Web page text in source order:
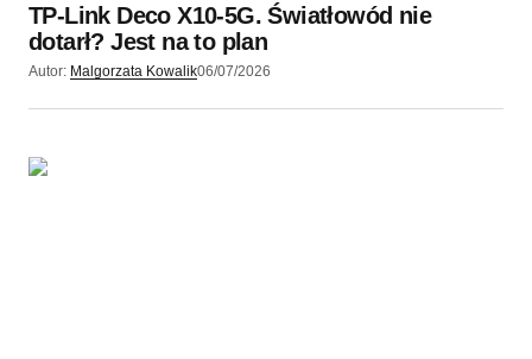
TP-Link Deco X10-5G. Światłowód nie
dotarł? Jest na to plan
Autor: Malgorzata Kowalik06/07/2026